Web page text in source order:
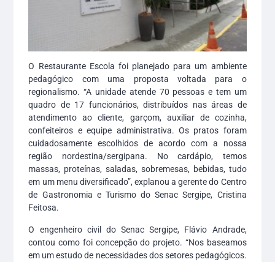
O Restaurante Escola foi planejado para um ambiente
pedagógico com uma proposta voltada para o
regionalismo. “A unidade atende 70 pessoas e tem um
quadro de 17 funcionários, distribuídos nas áreas de
atendimento ao cliente, garçom, auxiliar de cozinha,
confeiteiros e equipe administrativa. Os pratos foram
cuidadosamente escolhidos de acordo com a nossa
região nordestina/sergipana. No cardápio, temos
massas, proteínas, saladas, sobremesas, bebidas, tudo
em um menu diversificado”, explanou a gerente do Centro
de Gastronomia e Turismo do Senac Sergipe, Cristina
Feitosa.
O engenheiro civil do Senac Sergipe, Flávio Andrade,
contou como foi concepção do projeto. “Nos baseamos
em um estudo de necessidades dos setores pedagógicos.